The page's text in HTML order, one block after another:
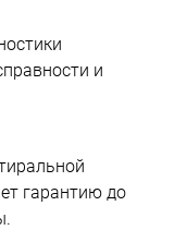
и
гарантию до